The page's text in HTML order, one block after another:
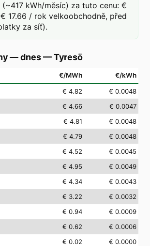
kWh/měsíc) za tuto cenu: €
17.66 / rok velkoobchodně, před
za síť).
— dnes—Tyresö
€/MWh €/kWh
€ 4.82
€ 0.0048
€ 4.66
€ 0.0047
€ 4.81
€ 0.0048
€ 4.79
€ 0.0048
€ 4.52
€ 0.0045
€ 4.95
€ 0.0049
€ 4.34
€ 0.0043
€ 3.22
€ 0.0032
€ 0.94
€ 0.0009
€ 0.62
€ 0.0006
€ 0.02
€ 0.0000